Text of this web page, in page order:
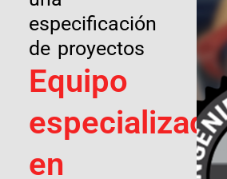
especificación
de proyectos
Equipo
especializado
en